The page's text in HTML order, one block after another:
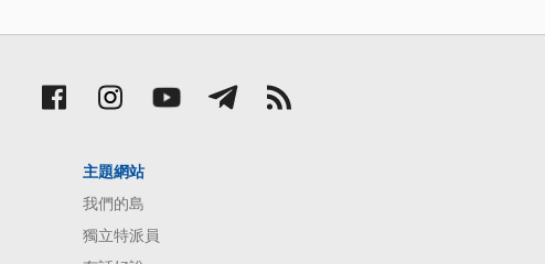
主題網站
我們的島
獨立特派員